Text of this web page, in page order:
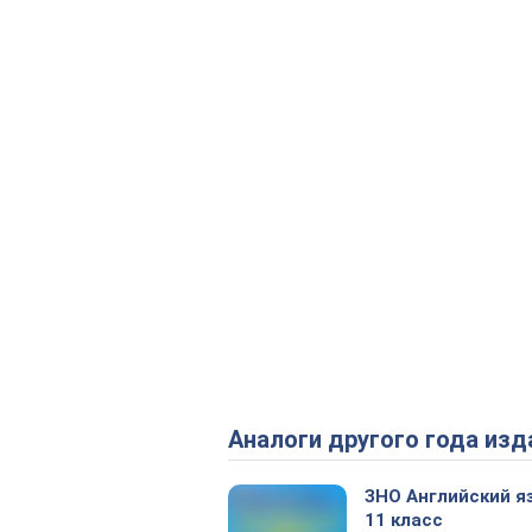
Аналоги другого года
ЗНО Английский
11 класс